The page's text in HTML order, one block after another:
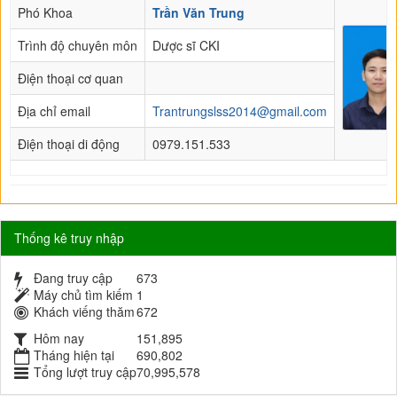
Phó Khoa
Trần Văn Trung
Trình độ chuyên môn
Dược sĩ CKI
Điện thoại cơ quan
Địa chỉ email
Trantrungslss2014@gmail.com
Điện thoại di động
0979.151.533
Thống kê truy nhập
Đang truy cập
673
Máy chủ tìm kiếm 1
Khách viếng thăm672
Hôm nay
151,895
Tháng hiện tại
690,802
Tổng lượt truy cập70,995,578